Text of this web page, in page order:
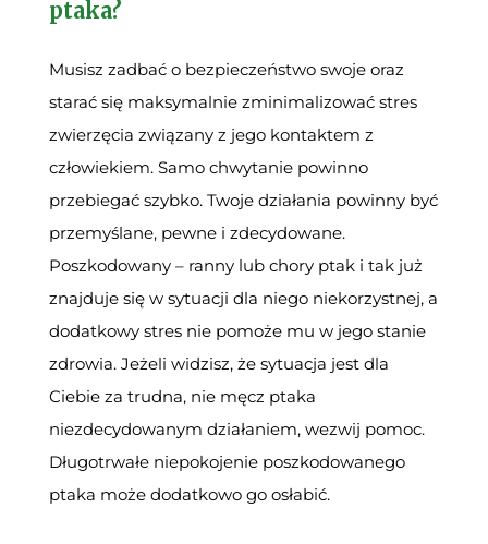
ptaka?
Musisz zadbać o bezpieczeństwo swoje oraz
starać się maksymalnie zminimalizować stres
zwierzęcia związany z jego kontaktem z
człowiekiem. Samo chwytanie powinno
przebiegać szybko. Twoje działania powinny być
przemyślane, pewne i zdecydowane.
Poszkodowany – ranny lub chory ptak i tak już
znajduje się w sytuacji dla niego niekorzystnej, a
dodatkowy stres nie pomoże mu w jego stanie
zdrowia. Jeżeli widzisz, że sytuacja jest dla
Ciebie za trudna, nie męcz ptaka
niezdecydowanym działaniem, wezwij pomoc.
Długotrwałe niepokojenie poszkodowanego
ptaka może dodatkowo go osłabić.